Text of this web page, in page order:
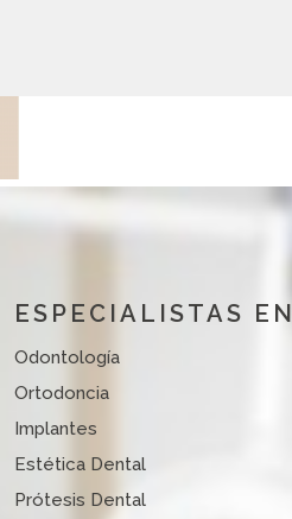
ESPECIALISTAS EN
Odontología
Ortodoncia
Implantes
Estética Dental
Prótesis Dental